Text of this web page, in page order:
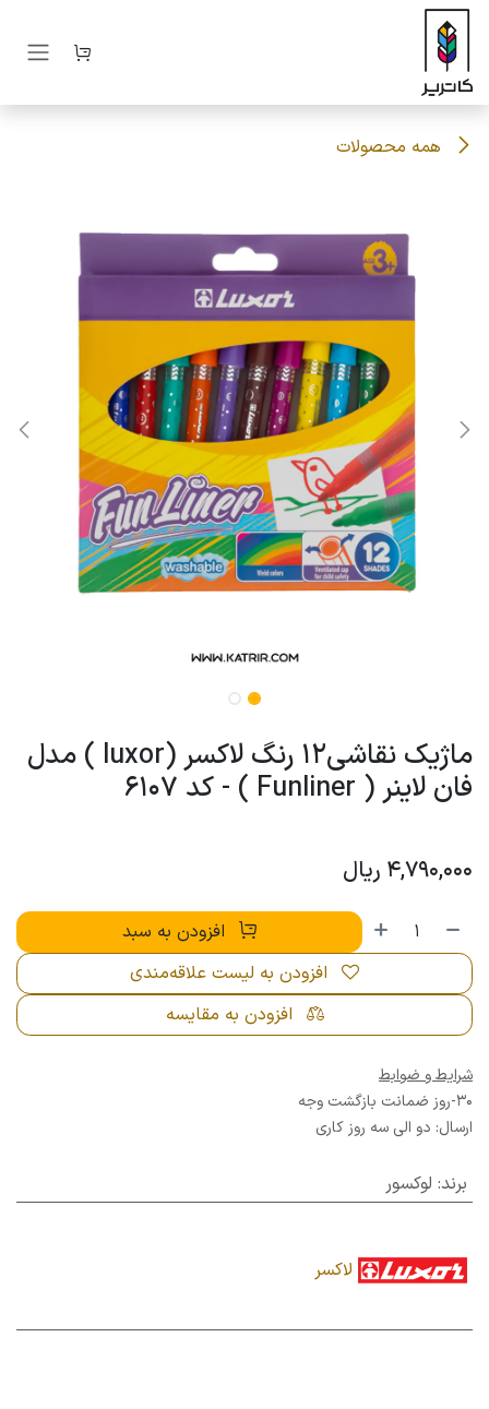
صرف نظر و مشاهده محتوا
همه محصولات
ماژیک نقاشی12 رنگ لاکسر (luxor ) مدل
فان لاینر ( Funliner ) - کد 6107
4,790,000 ریال
افزودن به سبد
افزودن به مقایسه
افزودن به لیست علاقه‌مندی
شرایط و ضوابط
30-روز ضمانت بازگشت وجه
ارسال: دو الی سه روز کاری
برند: لوکسور
لاکسر